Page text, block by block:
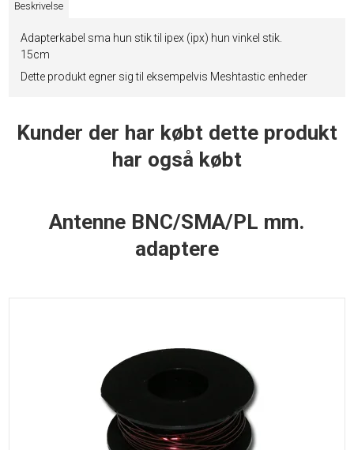
Beskrivelse
Adapterkabel sma hun stik til ipex (ipx) hun vinkel stik.
15cm
Dette produkt egner sig til eksempelvis Meshtastic enheder
Kunder der har købt dette produkt
har også købt
Antenne BNC/SMA/PL mm.
adaptere